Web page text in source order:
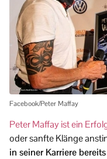
Facebook/Peter Maffay
Peter Maffay ist ein
oder sanfte Klänge
in seiner Karriere